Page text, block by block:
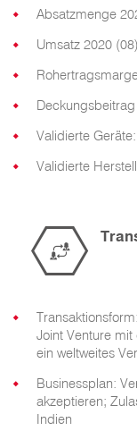
Absatzmenge
Umsatz 2020
Validierte
Validierte
Joint Venture
ein weltweites
Businessplan:
akzeptieren;
Indien